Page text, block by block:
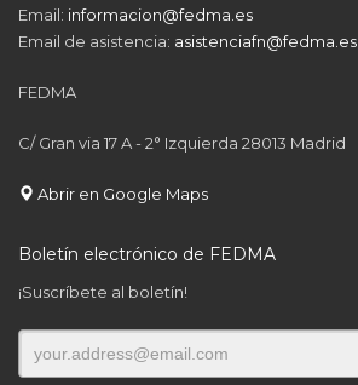
Email: informacion@fedma.es
Email de asistencia: asistenciafn@fedma.es
FEDMA
C/ Gran via 17 A - 2° Izquierda 28013 Madrid
Abrir en Google Maps
Boletín electrónico de FEDMA
¡Suscríbete al boletín!